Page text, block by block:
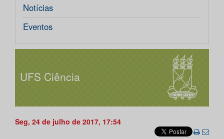
Notícias
Eventos
UFS Ciência
Seg, 24 de julho de 2017, 17:54